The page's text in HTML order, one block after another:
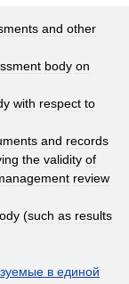
and other
body on
with respect to
and records
the validity of
review
(such as results
в единой